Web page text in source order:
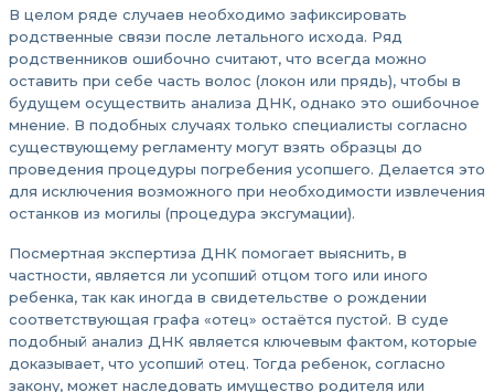
В целом ряде случаев необходимо зафиксировать
родственные связи после летального исхода. Ряд
родственников ошибочно считают, что всегда можно
оставить при себе часть волос (локон или прядь), чтобы в
будущем осуществить анализа ДНК, однако это ошибочное
мнение. В подобных случаях только специалисты согласно
существующему регламенту могут взять образцы до
проведения процедуры погребения усопшего. Делается это
для исключения возможного при необходимости извлечения
останков из могилы (процедура эксгумации).
Посмертная экспертиза ДНК помогает выяснить, в
частности, является ли усопший отцом того или иного
ребенка, так как иногда в свидетельстве о рождении
соответствующая графа «отец» остаётся пустой. В суде
подобный анализ ДНК является ключевым фактом, которые
доказывает, что усопший отец. Тогда ребенок, согласно
закону, может наследовать имущество родителя или